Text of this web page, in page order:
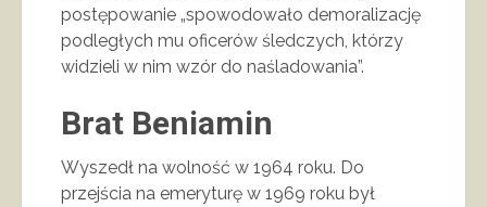
postępowanie „spowodowało demoralizację
podległych mu oficerów śledczych, którzy
widzieli w nim wzór do naśladowania”.
Brat Beniamin
Wyszedł na wolność w 1964 roku. Do
przejścia na emeryturę w 1969 roku był